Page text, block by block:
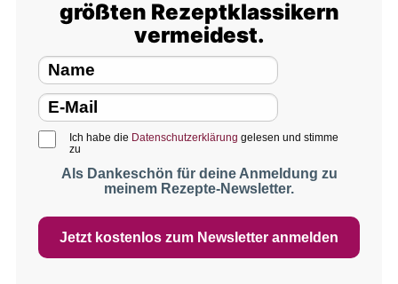
größten Rezeptklassikern
vermeidest.
Ich habe die Datenschutzerklärung gelesen und stimme
zu
Als Dankeschön für deine Anmeldung zu
meinem Rezepte-Newsletter.
Jetzt kostenlos zum Newsletter anmelden